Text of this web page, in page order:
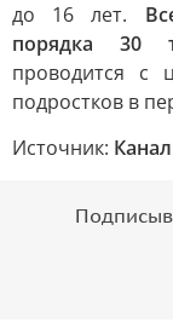
до 16 лет.
порядка 30
проводится с
подростков в
Источник: